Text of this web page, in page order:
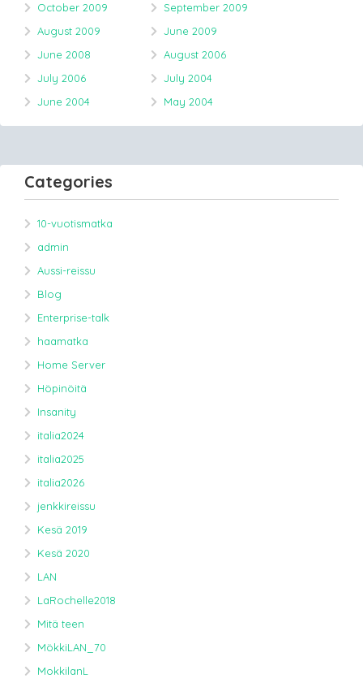
October 2009
September 2009
August 2009
June 2009
June 2008
August 2006
July 2006
July 2004
June 2004
May 2004
Categories
10-vuotismatka
admin
Aussi-reissu
Blog
Enterprise-talk
haamatka
Home Server
Höpinöitä
Insanity
italia2024
italia2025
italia2026
jenkkireissu
Kesä 2019
Kesä 2020
LAN
LaRochelle2018
Mitä teen
MökkiLAN_70
MokkilanL